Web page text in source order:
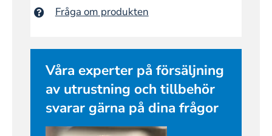
Fråga om produkten
Våra experter på försäljning
av utrustning och tillbehör
svarar gärna på dina frågor